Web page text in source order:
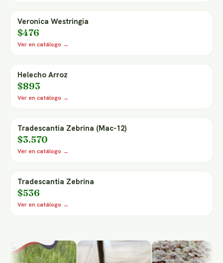
Veronica Westringia
$476
Ver en catálogo →
Helecho Arroz
$893
Ver en catálogo →
Tradescantia Zebrina (Mac-12)
$3.570
Ver en catálogo →
Tradescantia Zebrina
$536
Ver en catálogo →